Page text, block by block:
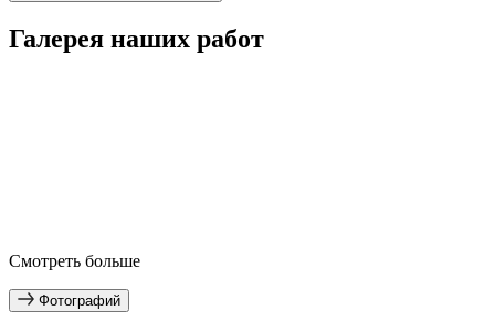
Галерея наших работ
Смотреть больше
Фотографий